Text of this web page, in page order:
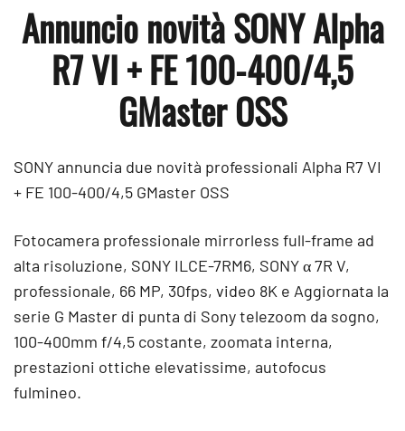
Annuncio novità SONY Alpha
R7 VI + FE 100-400/4,5
GMaster OSS
SONY annuncia due novità professionali Alpha R7 VI
+ FE 100-400/4,5 GMaster OSS
Fotocamera professionale mirrorless full-frame ad
alta risoluzione, SONY ILCE-7RM6, SONY α 7R V,
professionale, 66 MP, 30fps, video 8K e Aggiornata la
serie G Master di punta di Sony telezoom da sogno,
100-400mm f/4,5 costante, zoomata interna,
prestazioni ottiche elevatissime, autofocus
fulmineo.